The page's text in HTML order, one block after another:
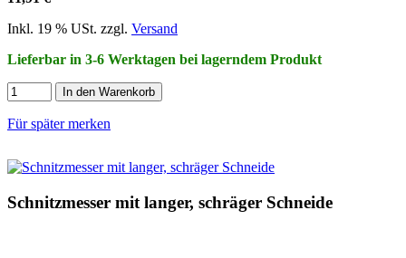
Inkl. 19 % USt. zzgl. Versand
Lieferbar in 3-6 Werktagen bei lagerndem Produkt
In den Warenkorb
Für später merken
Schnitzmesser mit langer, schräger Schneide